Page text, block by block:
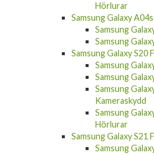
Hörlurar
Samsung Galaxy A04s
Samsung
Samsung
Samsung Galaxy S20
Samsung
Samsung
Samsung
Kameraskydd
Samsung
Hörlurar
Samsung Galaxy S21
Samsung